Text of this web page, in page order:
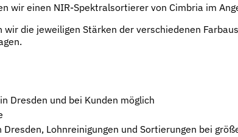
wir einen NIR-Spektralsortierer von Cimbria im
wir die jeweiligen Stärken der verschiedenen
Dresden und bei Kunden möglich
Lohnreinigungen und Sortierungen bei